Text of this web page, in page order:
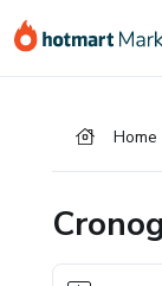
para
para
para
Home